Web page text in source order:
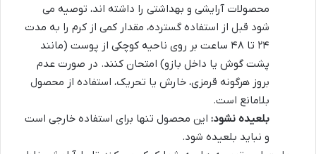
محصولات آرایشی و بهداشتی را داشته اند، توصیه می
شود قبل از استفاده گسترده، مقدار کمی از کرم را به مدت
۲۴ تا ۴۸ ساعت بر روی ناحیه کوچکی از پوست (مانند
پشت گوش یا داخل بازو) امتحان کنند. در صورت عدم
بروز هرگونه قرمزی، خارش یا تحریک، استفاده از محصول
بلامانع است.
بلعیده نشود: این محصول تنها برای استفاده خارجی است
و نباید بلعیده شود.